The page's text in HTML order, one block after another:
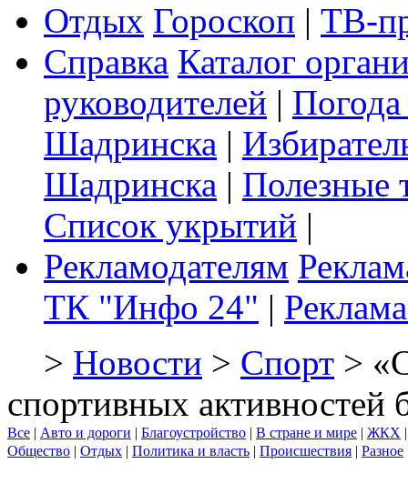
Отдых Гороскоп | ТВ-
Справка Каталог
руководителей |
Шадринска |
Шадринска | Полезные
Список укрытий |
Рекламодателям
ТК "Инфо 24" |
> Новости > Спорт >
спортивных активностей
Все | Авто и дороги | Благоустройство | В стране и мире | ЖКХ
Общество | Отдых | Политика и власть | Происшествия | Разное